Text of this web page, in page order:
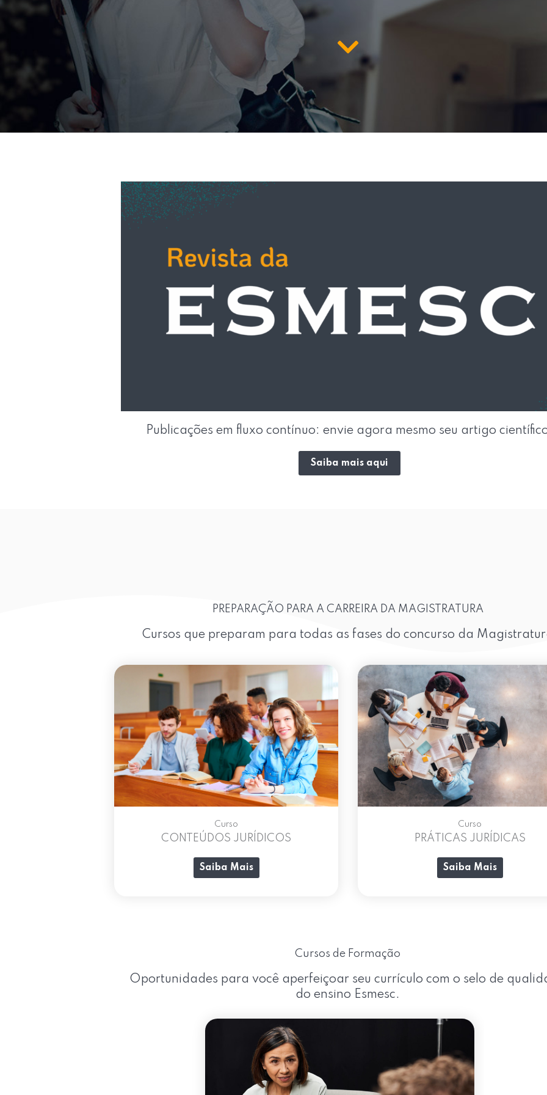
Publicações em fluxo contínuo: envie agora mesmo seu artigo
Saiba mais aqui
PREPARAÇÃO PARA A CARREIRA DA MAGISTRATURA
Cursos que preparam para todas as fases do concurso da
Curso
CONTEÚDOS JURÍDICOS
Saiba Mais
Curso
PRÁTICAS JURÍDICAS
Saiba Mais
Cursos de Formação
Oportunidades para você aperfeiçoar seu currículo com o selo de
do ensino Esmesc.